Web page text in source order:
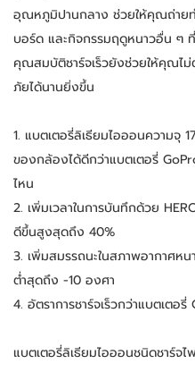
อุณหภูมิปานกลาง ช่วยให้คุณถ่าย
บอร์ด และกิจกรรมฤดูหนาวอื่น ๆ
คุณสมบัติชาร์จเร็วยังช่วยให้คุณไ
ภัยได้นานยิ่งขึ้น
1. แบตเตอรี่ลิเธียมไอออนความจุ
ของกล้องได้ดีกว่าแบตเตอรี่
ไหน
2. เพิ่มเวลาในการบันทึกด้วย
ดีขึ้นสูงสุดถึง 40%
3. เพิ่มสมรรถนะในสภาพอากาศห
ต่ำสุดถึง -10 องศา
4. อัตราการชาร์จเร็วกว่าแบตเตอ
แบตเตอรี่ลิเธียมไอออนชนิดชาร์จ